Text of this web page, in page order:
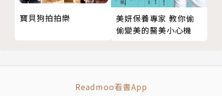
樹、安西水丸……等國際知名作家插畫家聯袂創作的短
篇故事繪本。
小說家。著有小說集《我是許涼涼》、《老派約會之必
寶貝狗拍拍樂
美妍保養專家 教你偷
偷變美的醫美小心機
Readmoo看書App